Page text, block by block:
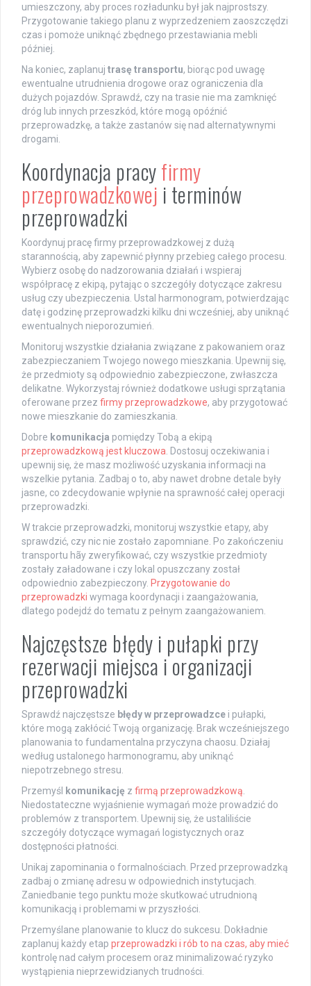
umieszczony, aby proces rozładunku był jak najprostszy.
Przygotowanie takiego planu z wyprzedzeniem zaoszczędzi
czas i pomoże uniknąć zbędnego przestawiania mebli
później.
Na koniec, zaplanuj trasę transportu, biorąc pod uwagę
ewentualne utrudnienia drogowe oraz ograniczenia dla
dużych pojazdów. Sprawdź, czy na trasie nie ma zamknięć
dróg lub innych przeszkód, które mogą opóźnić
przeprowadzkę, a także zastanów się nad alternatywnymi
drogami.
Koordynacja pracyfirmy
przeprowadzkowej i terminów
przeprowadzki
Koordynuj pracę firmy przeprowadzkowej z dużą
starannością, aby zapewnić płynny przebieg całego procesu.
Wybierz osobę do nadzorowania działań i wspieraj
współpracę z ekipą, pytając o szczegóły dotyczące zakresu
usług czy ubezpieczenia. Ustal harmonogram, potwierdzając
datę i godzinę przeprowadzki kilku dni wcześniej, aby uniknąć
ewentualnych nieporozumień.
Monitoruj wszystkie działania związane z pakowaniem oraz
zabezpieczaniem Twojego nowego mieszkania. Upewnij się,
że przedmioty są odpowiednio zabezpieczone, zwłaszcza
delikatne. Wykorzystaj również dodatkowe usługi sprzątania
oferowane przez firmy przeprowadzkowe, aby przygotować
nowe mieszkanie do zamieszkania.
Dobre komunikacja pomiędzy Tobą a ekipą
przeprowadzkową jest kluczowa. Dostosuj oczekiwania i
upewnij się, że masz możliwość uzyskania informacji na
wszelkie pytania. Zadbaj o to, aby nawet drobne detale były
jasne, co zdecydowanie wpłynie na sprawność całej operacji
przeprowadzki.
W trakcie przeprowadzki, monitoruj wszystkie etapy, aby
sprawdzić, czy nic nie zostało zapomniane. Po zakończeniu
transportu hãy zweryfikować, czy wszystkie przedmioty
zostały załadowane i czy lokal opuszczany został
odpowiednio zabezpieczony. Przygotowanie do
przeprowadzki wymaga koordynacji i zaangażowania,
dlatego podejdź do tematu z pełnym zaangażowaniem.
Najczęstsze błędy i pułapki przy
rezerwacji miejsca i organizacji
przeprowadzki
Sprawdź najczęstsze błędy w przeprowadzce i pułapki,
które mogą zakłócić Twoją organizację. Brak wcześniejszego
planowania to fundamentalna przyczyna chaosu. Działaj
według ustalonego harmonogramu, aby uniknąć
niepotrzebnego stresu.
Przemyśl komunikację z firmą przeprowadzkową.
Niedostateczne wyjaśnienie wymagań może prowadzić do
problemów z transportem. Upewnij się, że ustaliliście
szczegóły dotyczące wymagań logistycznych oraz
dostępności płatności.
Unikaj zapominania o formalnościach. Przed przeprowadzką
zadbaj o zmianę adresu w odpowiednich instytucjach.
Zaniedbanie tego punktu może skutkować utrudnioną
komunikacją i problemami w przyszłości.
Przemyślane planowanie to klucz do sukcesu. Dokładnie
zaplanuj każdy etap przeprowadzki i rób to na czas, aby mieć
kontrolę nad całym procesem oraz minimalizować ryzyko
wystąpienia nieprzewidzianych trudności.